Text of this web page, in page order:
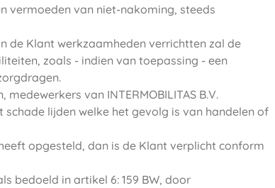
vermoeden van niet-nakoming, steeds
de Klant werkzaamheden verrichtten zal de
zoals - indien van toepassing - een
van INTERMOBILITAS B.V.
lijden welke het gevolg is van handelen of
opgesteld, dan is de Klant verplicht conform
bedoeld in artikel 6: 159 BW, door